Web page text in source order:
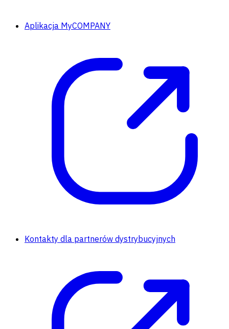
Aplikacja MyCOMPANY
Kontakty dla partnerów dystrybucyjnych